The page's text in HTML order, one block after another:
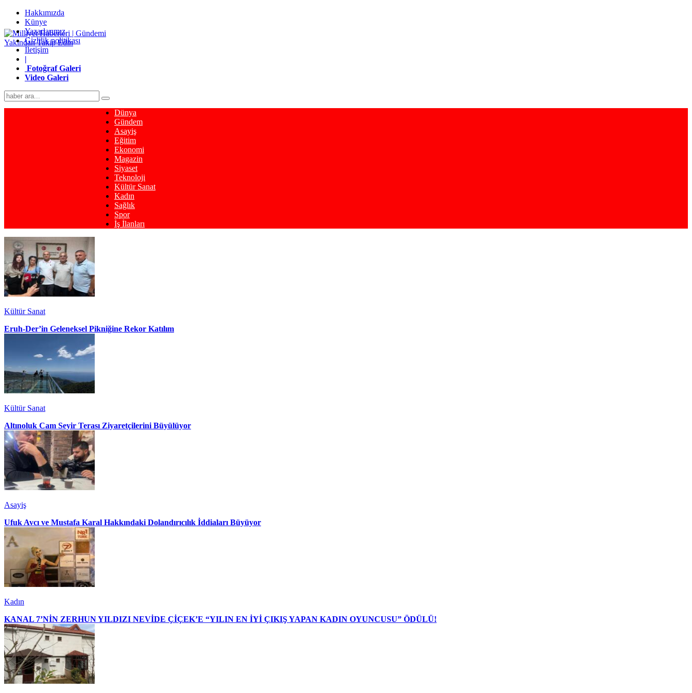
Hakkımızda
Künye
Yazarlarımız
Gizlilik politikası
İletişim
|
Fotoğraf Galeri
Video Galeri
Dünya
Gündem
Asayiş
Eğitim
Ekonomi
Magazin
Siyaset
Teknoloji
Kültür Sanat
Kadın
Sağlık
Spor
İş İlanları
Kültür Sanat
Eruh-Der’in Geleneksel Pikniğine Rekor Katılım
Kültür Sanat
Altınoluk Cam Seyir Terası Ziyaretçilerini Büyülüyor
Asayiş
Ufuk Avcı ve Mustafa Karal Hakkındaki Dolandırıcılık İddiaları Büyüyor
Kadın
KANAL 7’NİN ZERHUN YILDIZI NEVİDE ÇİÇEK’E “YILIN EN İYİ ÇIKIŞ YAPAN KADIN OYUNCUSU” ÖDÜLÜ!